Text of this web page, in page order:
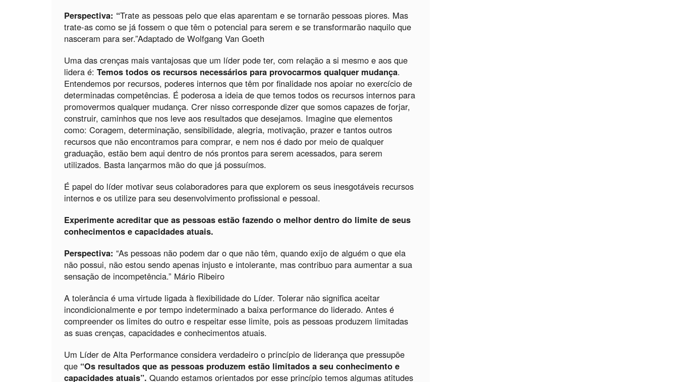
Perspectiva: “Trate as pessoas pelo que elas aparentam e se tornarão pessoas piores. Mas
trate-as como se já fossem o que têm o potencial para serem e se transformarão naquilo que
nasceram para ser.”Adaptado de Wolfgang Van Goeth
Uma das crenças mais vantajosas que um líder pode ter, com relação a si mesmo e aos que
lidera é: Temos todos os recursos necessários para provocarmos qualquer mudança.
Entendemos por recursos, poderes internos que têm por finalidade nos apoiar no exercício de
determinadas competências. É poderosa a ideia de que temos todos os recursos internos para
promovermos qualquer mudança. Crer nisso corresponde dizer que somos capazes de forjar,
construir, caminhos que nos leve aos resultados que desejamos. Imagine que elementos
como: Coragem, determinação, sensibilidade, alegria, motivação, prazer e tantos outros
recursos que não encontramos para comprar, e nem nos é dado por meio de qualquer
graduação, estão bem aqui dentro de nós prontos para serem acessados, para serem
utilizados. Basta lançarmos mão do que já possuímos.
É papel do líder motivar seus colaboradores para que explorem os seus inesgotáveis recursos
internos e os utilize para seu desenvolvimento profissional e pessoal.
Experimente acreditar que as pessoas estão fazendo o melhor dentro do limite de seus
conhecimentos e capacidades atuais.
Perspectiva: “As pessoas não podem dar o que não têm, quando exijo de alguém o que ela
não possui, não estou sendo apenas injusto e intolerante, mas contribuo para aumentar a sua
sensação de incompetência.” Mário Ribeiro
A tolerância é uma virtude ligada à flexibilidade do Líder. Tolerar não significa aceitar
incondicionalmente e por tempo indeterminado a baixa performance do liderado. Antes é
compreender os limites do outro e respeitar esse limite, pois as pessoas produzem limitadas
as suas crenças, capacidades e conhecimentos atuais.
Um Líder de Alta Performance considera verdadeiro o princípio de liderança que pressupõe
que “Os resultados que as pessoas produzem estão limitados a seu conhecimento e
capacidades atuais”. Quando estamos orientados por esse princípio temos algumas atitudes